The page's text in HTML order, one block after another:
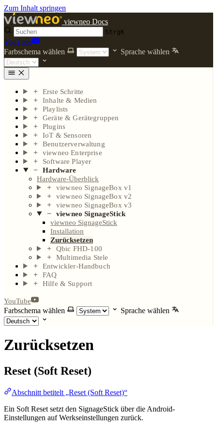
Zum Inhalt springen
viewneo Docs
StrgK
YouTube
Farbschema wählen
Sprache wählen
Erste Schritte
Inhalte & Medien
Playlists
Geräte & Gerätegruppen
Plugins
IoT & Sensoren
Benutzerverwaltung
viewneo Enterprise
Software Player
Hardware
Hardware-Überblick
viewneo SignageBox v1
viewneo SignageBox v2
viewneo SignageBox v3
viewneo SignageStick
viewneo SignageStick
Installation
Zurücksetzen
Qbic FHD-100
Multimedia Stele
Entwickler-Handbuch
FAQ
Hilfe & Support
YouTube
Farbschema wählen Sprache wählen
Zurücksetzen
Reset (Soft Reset)
Abschnitt betitelt „Reset (Soft Reset)“
Ein Soft Reset setzt den SignageStick über die Android-
Einstellungen auf Werkseinstellungen zurück.